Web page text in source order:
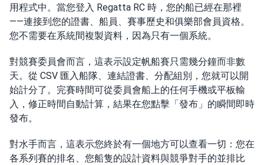
用程式中。當您登入 Regatta RC 時，您的船已經在那裡
——連接到您的證書、船員、賽事歷史和俱樂部會員資格。
您不需要在系統間複製資料，因為只有一個系統。
對競賽委員會而言，這表示設定帆船賽只需幾分鐘而非數
天。從 CSV 匯入船隊、連結證書、分配組別，您就可以開
始計分了。完賽時間可從委員會船上的任何手機或平板輸
入，修正時間自動計算，結果在您點擊「發布」的瞬間即時
發布。
對水手而言，這表示您終於有一個地方可以查看一切：您在
各系列賽的排名、您船隻的設計資料與競爭對手的並排比